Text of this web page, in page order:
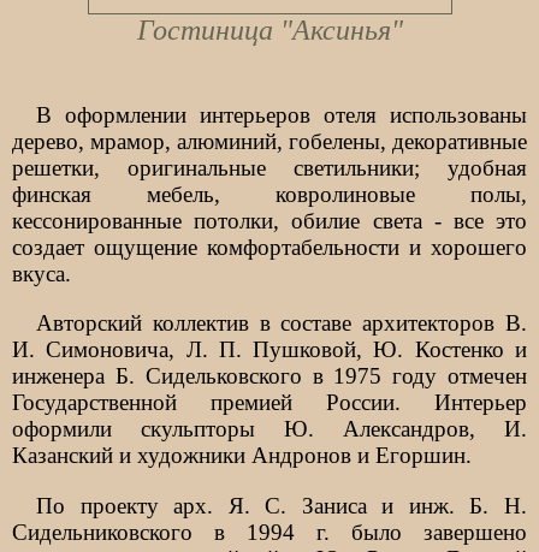
Гостиница "Аксинья"
В оформлении интерьеров отеля использованы
дерево, мрамор, алюминий, гобелены, декоративные
решетки, оригинальные светильники; удобная
финская мебель, ковролиновые полы,
кессонированные потолки, обилие света - все это
создает ощущение комфортабельности и хорошего
вкуса.
Авторский коллектив в составе архитекторов В.
И. Симоновича, Л. П. Пушковой, Ю. Костенко и
инженера Б. Сидельковского в 1975 году отмечен
Государственной премией России. Интерьер
оформили скульпторы Ю. Александров, И.
Казанский и художники Андронов и Егоршин.
По проекту арх. Я. С. Заниса и инж. Б. Н.
Сидельниковского в 1994 г. было завершено